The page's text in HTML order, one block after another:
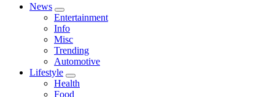
News
Entertainment
Info
Misc
Trending
Automotive
Lifestyle
Health
Food